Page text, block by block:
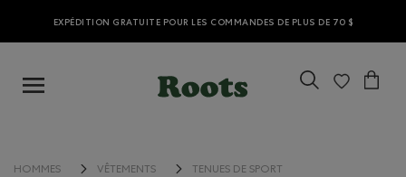
EXPÉDITION GRATUITE POUR LES COMMANDES DE PLUS DE 70 $
HOMMES VÊTEMENTS TENUES DE SPORT